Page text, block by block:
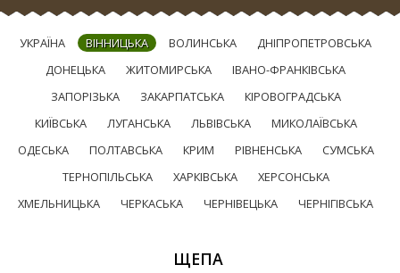
УКРАЇНА ВІННИЦЬКА ВОЛИНСЬКА
ДНІПРОПЕТРОВСЬКА
ДОНЕЦЬКА
ЖИТОМИРСЬКА
ІВАНО-ФРАНКІВСЬКА
ЗАПОРІЗЬКА
ЗАКАРПАТСЬКА
КІРОВОГРАДСЬКА
КИЇВСЬКА
ЛУГАНСЬКА ЛЬВІВСЬКА
МИКОЛАЇВСЬКА
ОДЕСЬКА
ПОЛТАВСЬКА КРИМ РІВНЕНСЬКА
СУМСЬКА
ТЕРНОПІЛЬСЬКА
ХАРКІВСЬКА
ХЕРСОНСЬКА
ХМЕЛЬНИЦЬКА
ЧЕРКАСЬКА ЧЕРНІВЕЦЬКА ЧЕРНІГІВСЬКА
ЩЕПА